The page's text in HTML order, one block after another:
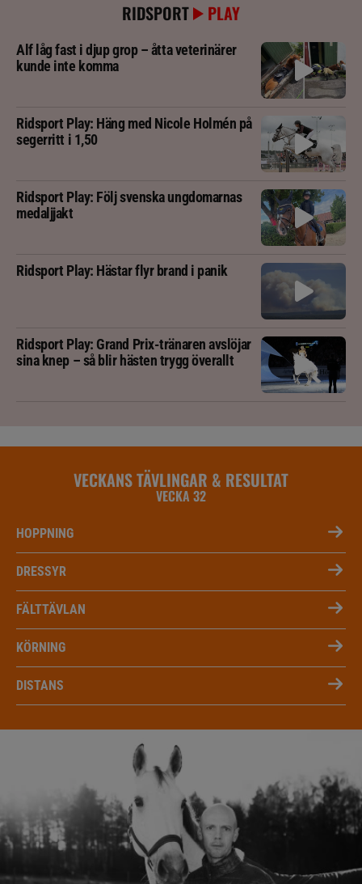
RIDSPORT PLAY
Alf låg fast i djup grop – åtta veterinärer
kunde inte komma
Ridsport Play: Häng med Nicole Holmén på
segerritt i 1,50
Ridsport Play: Följ svenska ungdomarnas
medaljjakt
Ridsport Play: Hästar flyr brand i panik
Ridsport Play: Grand Prix-tränaren avslöjar
sina knep – så blir hästen trygg överallt
VECKANS TÄVLINGAR & RESULTAT
VECKA 32
HOPPNING
DRESSYR
FÄLTTÄVLAN
KÖRNING
DISTANS